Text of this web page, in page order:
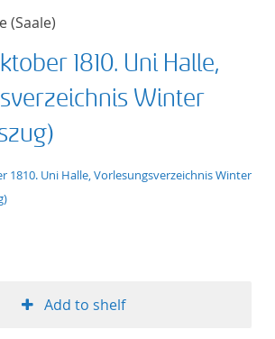
(Saale)
1810. Uni Halle,
Winter
1810. Uni Halle, Vorlesungsverzeichnis Winter
Add to shelf